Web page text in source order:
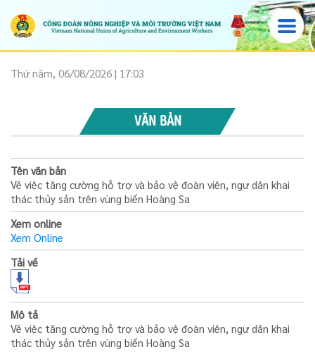
Thứ năm, 06/08/2026 | 17:03
VĂN BẢN
Tên văn bản
Về việc tăng cường hỗ trợ và bảo vệ đoàn viên, ngư dân khai
thác thủy sản trên vùng biển Hoàng Sa
Xem online
Xem Online
Tải về
Mô tả
Về việc tăng cường hỗ trợ và bảo vệ đoàn viên, ngư dân khai
thác thủy sản trên vùng biển Hoàng Sa